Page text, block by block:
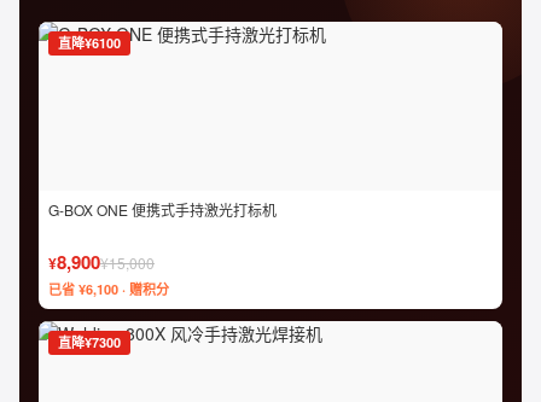
直降¥6100
G-BOX ONE 便携式手持激光打标机
¥8,900¥15,000
已省 ¥6,100 · 赠积分
直降¥7300